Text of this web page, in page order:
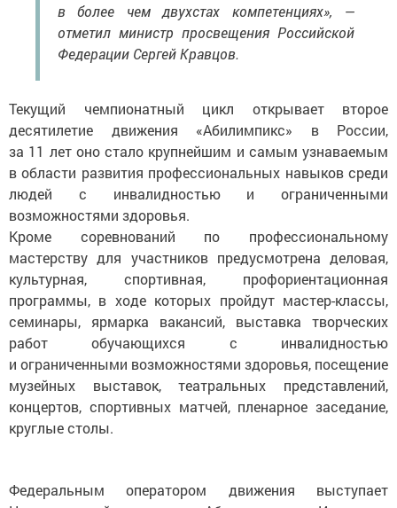
отметил министр просвещения Российской
Федерации Сергей Кравцов.
десятилетие движения «Абилимпикс» в России,
за 11 лет оно стало крупнейшим и самым узнаваемым
в области развития профессиональных навыков среди
людей с инвалидностью и ограниченными
возможностями здоровья.
Кроме соревнований по профессиональному
мастерству для участников предусмотрена деловая,
культурная, спортивная, профориентационная
программы, в ходе которых пройдут мастер-классы,
семинары, ярмарка вакансий, выставка творческих
работ обучающихся с инвалидностью
и ограниченными возможностями здоровья, посещение
музейных выставок, театральных представлений,
концертов, спортивных матчей, пленарное заседание,
круглые столы.
Национальный центр «Абилимпикс» Института